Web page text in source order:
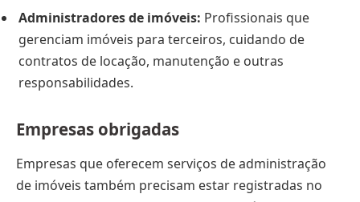
Administradores de imóveis: Profissionais que
gerenciam imóveis para terceiros, cuidando de
contratos de locação, manutenção e outras
responsabilidades.
Empresas obrigadas
Empresas que oferecem serviços de administração
de imóveis também precisam estar registradas no